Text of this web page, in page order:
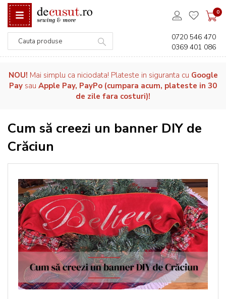
0
0720 546 470
0369 401 086
NOU! Mai simplu ca niciodata! Plateste in siguranta cu Google
Pay sau Apple Pay, PayPo (cumpara acum, plateste in 30
de zile fara costuri)!
Cum să creezi un banner DIY de
Crăciun